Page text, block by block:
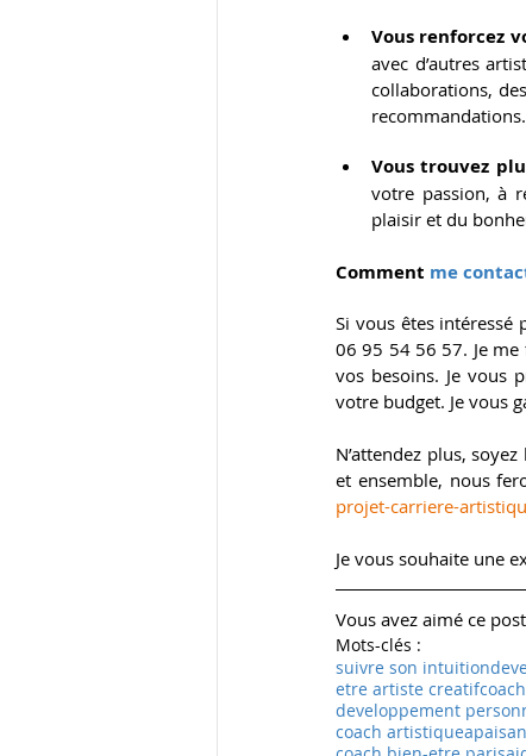
Vous renforcez
avec d’autres
collaborations,
recommandations.
Vous trouvez
votre passion, à
plaisir et du
Comment me
Si vous êtes intéressé
06 95 54 56 57. Je
vos besoins. Je vous
votre budget. Je vous
N’attendez plus,
et ensemble, nous
projet-carriere-
Je vous souhaite une
Vous avez aimé ce
Mots-clés :
suivre son intuition
etre artiste creatif
developpement
coach artistique